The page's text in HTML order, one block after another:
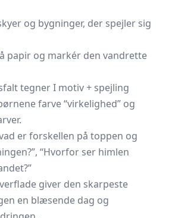
og bygninger, der spejler sig
papir og markér den vandrette
tegner I motiv + spejling
farve “virkelighed” og
er forskellen på toppen og
“Hvorfor ser himlen
giver den skarpeste
en blæsende dag og